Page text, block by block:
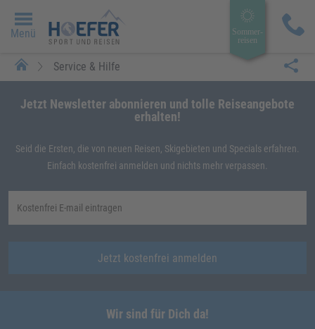
Menü
Sommer­
reisen
Service & Hilfe
Jetzt Newsletter abonnieren und tolle Reiseangebote
erhalten!
Seid die Ersten, die von neuen Reisen, Skigebieten und Specials erfahren.
Einfach kostenfrei anmelden und nichts mehr verpassen.
Jetzt kostenfrei anmelden
Wir sind für Dich da!